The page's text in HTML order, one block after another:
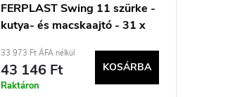
FERPLAST Swing 11 szürke -
kutya- és macskaajtó - 31 x
33 973 Ft ÁFA nélkül
43 146 Ft
Raktáron
KOSÁRBA